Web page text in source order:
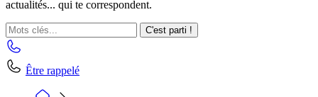
actualités... qui te correspondent.
C'est parti !
Être rappelé